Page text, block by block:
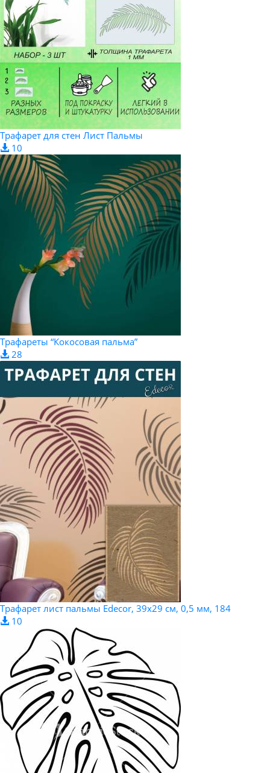
Трафарет для стен Лист Пальмы
10
Трафареты “Кокосовая пальма”
28
Трафарет лист пальмы Edecor, 39x29 см, 0,5 мм, 184
10